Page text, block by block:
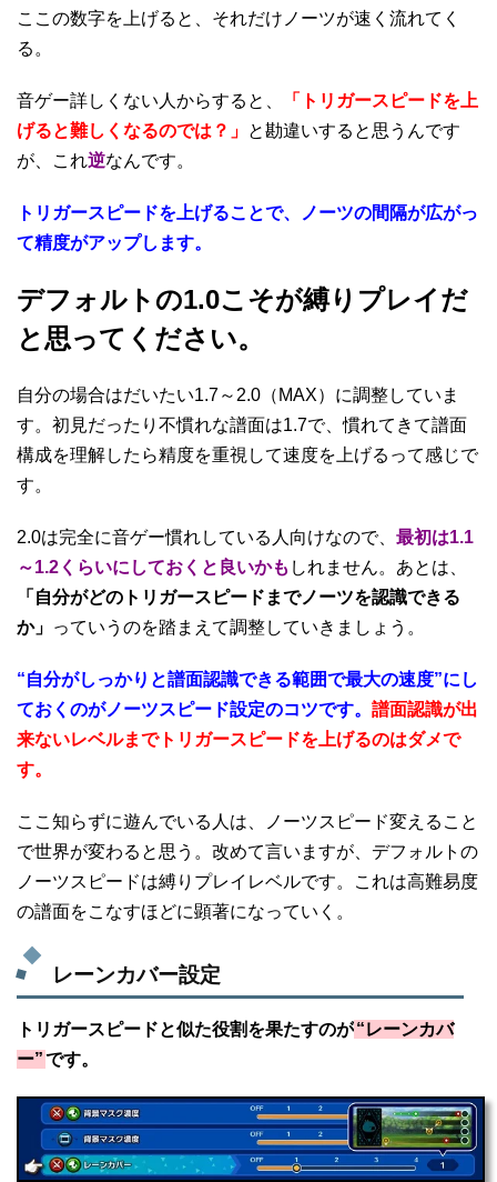
ここの数字を上げると、それだけノーツが速く流れてく
る。
音ゲー詳しくない人からすると、
「トリガースピードを上
げると難しくなるのでは？」 と勘違いすると思うんです
が、これ逆なんです。
トリガースピードを上げることで、ノーツの間隔が広がっ
て精度がアップします。
デフォルトの1.0こそが縛りプレイだ
と思ってください。
自分の場合はだいたい1.7～2.0（MAX）に調整していま
す。初見だったり不慣れな譜面は1.7で、慣れてきて譜面
構成を理解したら精度を重視して速度を上げるって感じで
す。
2.0は完全に音ゲー慣れしている人向けなので、 最初は1.1
～1.2くらいにしておくと良いかも しれません。あとは、
「自分がどのトリガースピードまでノーツを認識できる
か」 っていうのを踏まえて調整していきましょう。
“自分がしっかりと譜面認識できる範囲で最大の速度”にし
ておくのがノーツスピード設定のコツです。 譜面認識が出
来ないレベルまでトリガースピードを上げるのはダメで
す。
ここ知らずに遊んでいる人は、ノーツスピード変えること
で世界が変わると思う。改めて言いますが、デフォルトの
ノーツスピードは縛りプレイレベルです。これは高難易度
の譜面をこなすほどに顕著になっていく。
レーンカバー設定
トリガースピードと似た役割を果たすのが“レーンカバ
ー”です。